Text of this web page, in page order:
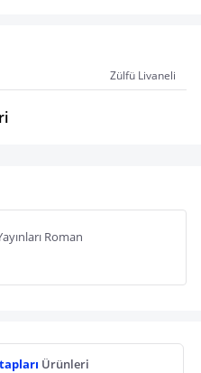
Zülfü Livaneli
Roman
Ürünleri